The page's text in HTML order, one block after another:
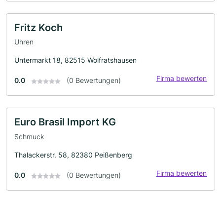
Fritz Koch
Uhren
Untermarkt 18, 82515 Wolfratshausen
0.0 (0 Bewertungen) Firma bewerten
Euro Brasil Import KG
Schmuck
Thalackerstr. 58, 82380 Peißenberg
0.0 (0 Bewertungen) Firma bewerten